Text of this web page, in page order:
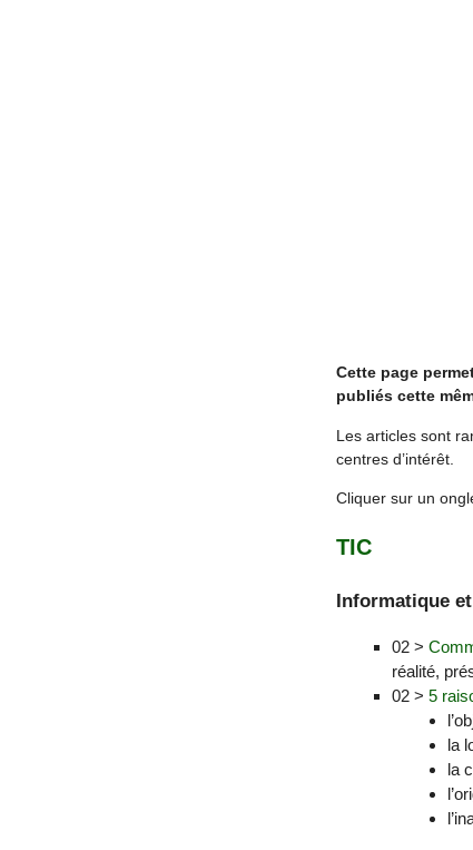
Cette page
publiés cette
Les articles sont
centres d’intérêt.
Cliquer sur un
TIC
Informatique
02 >
réalité,
02 > 5
la
la